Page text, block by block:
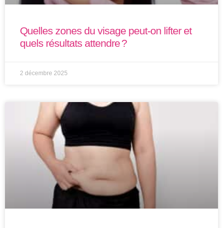
Quelles zones du visage peut-on lifter et
quels résultats attendre ?
2 décembre 2025